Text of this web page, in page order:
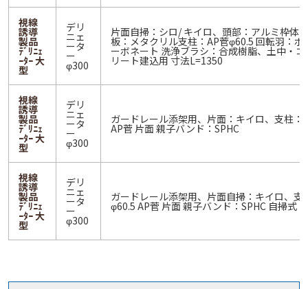
視線
誘導
製品
ﾃﾞﾘﾆｪ
ｰﾀｰ 大
型
デリ
ニェ
ータ
ー
φ300
片面自掃：シロ/ キイロ、頭部：アルミ枠体
板：メタクリル支柱：AP菅φ60.5 回転羽：ポ
ーボネート 洗浄ブラシ：合成樹脂、土中・コ
リート建込用 寸法L=1350
視線
誘導
製品
ﾃﾞﾘﾆｪ
ｰﾀｰ 大
型
デリ
ニェ
ータ
ー
φ300
ガードレール添架用、片面：キイロ、支柱：
AP菅 片面 親子バンド：SPHC
視線
誘導
製品
ﾃﾞﾘﾆｪ
ｰﾀｰ 大
型
デリ
ニェ
ータ
ー
φ300
ガードレール添架用、片面自掃：キイロ、支
φ60.5 AP菅 片面 親子バンド：SPHC 自掃式